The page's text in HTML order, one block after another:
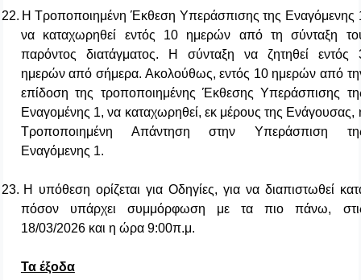
22. ΗΤροποποιημένη Έκθεση Υπεράσπισης της Εναγόμενης
να καταχωρηθεί εντός 10 ημερών από τη σύνταξη
παρόντος διατάγματος. Η σύνταξη να ζητηθεί εντός
ημερών από σήμερα. Ακολούθως, εντός 10 ημερών από
επίδοση της τροποποιημένης Έκθεσης Υπεράσπισης
Εναγομένης 1, να καταχωρηθεί, εκ μέρους της Ενάγουσας,
Τροποποιημένη Απάντηση στην Υπεράσπιση
Εναγόμενης 1.
23. Η υπόθεση ορίζεται για Οδηγίες, για να διαπιστωθεί
πόσον υπάρχει συμμόρφωση με τα πιο πάνω,
18/03/2026 και η ώρα 9:00π.μ.
Τα έξοδα